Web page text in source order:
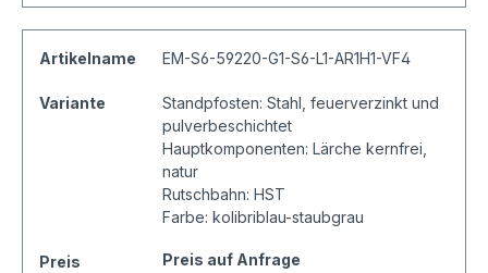
Artikelname EM-S6-59220-G1-S6-L1-AR1H1-VF4
Variante
Standpfosten: Stahl, feuerverzinkt und
pulverbeschichtet
Hauptkomponenten: Lärche kernfrei,
natur
Rutschbahn: HST
Farbe: kolibriblau-staubgrau
Preis Preis auf Anfrage